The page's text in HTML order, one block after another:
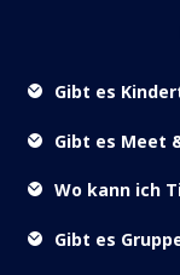
Gibt es
Gibt es Meet
Wo kann ich
Gibt es